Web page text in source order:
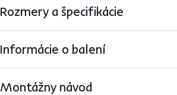
Rozmery a špecifikácie
Informácie o balení
Montážny návod